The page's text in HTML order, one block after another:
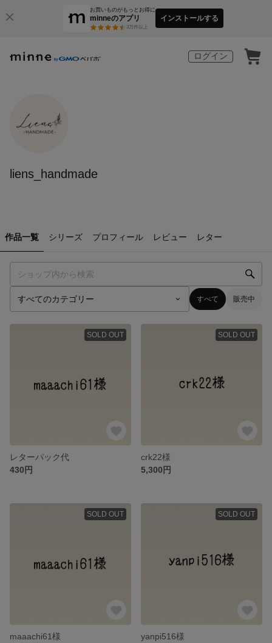
お買いものがもっとお得に
minneのアプリ
3万件以上
インストールする
ログイン
liens_handmade
作品一覧 シリーズ プロフィール レビュー レター
すべて 販売中
SOLD OUT
レターパック代
430円
SOLD OUT
crk22様
5,300円
SOLD OUT
maaachi61様
SOLD OUT
yanpi516様